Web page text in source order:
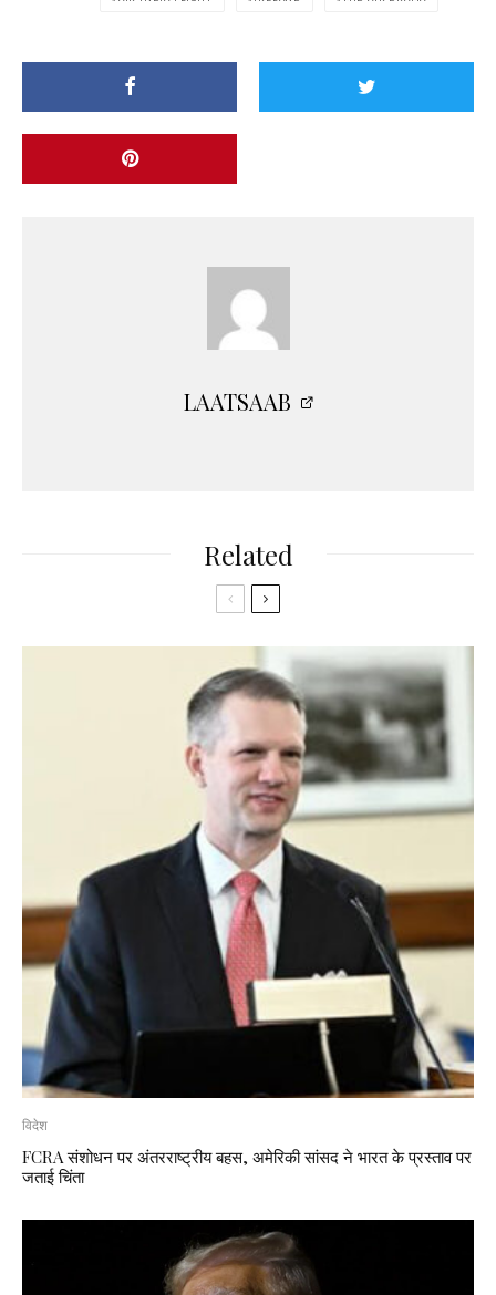
LAATSAAB
Related
विदेश
FCRA संशोधन पर अंतरराष्ट्रीय बहस, अमेरिकी सांसद ने भारत के प्रस्ताव पर
जताई चिंता